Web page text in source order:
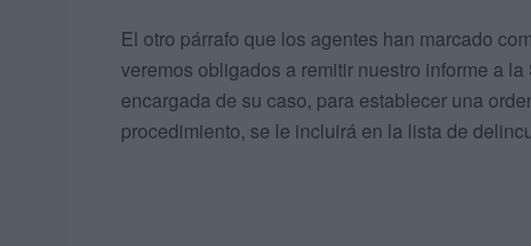
El otro párrafo que los agentes han marcado
veremos obligados a remitir nuestro informe a
encargada de su caso, para establecer una
procedimiento, se le incluirá en la lista de